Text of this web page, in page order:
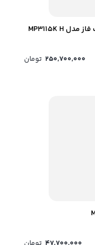
250,700,000 تومان